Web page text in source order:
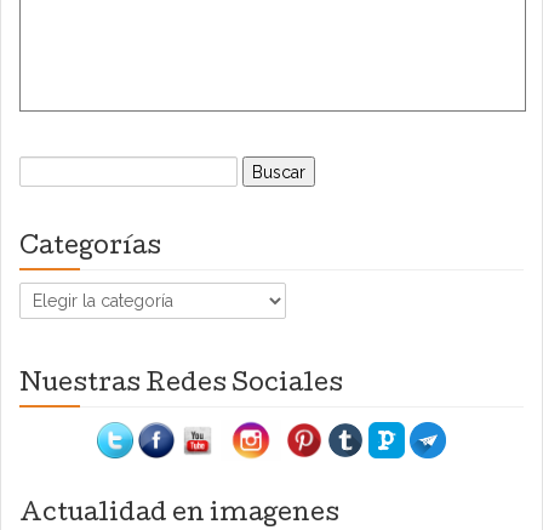
Buscar:
Categorías
Categorías
Nuestras Redes Sociales
Actualidad en imagenes